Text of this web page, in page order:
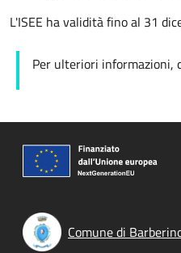
L'ISEE ha validità fino al 31
Per ulteriori informazioni,
Comune di